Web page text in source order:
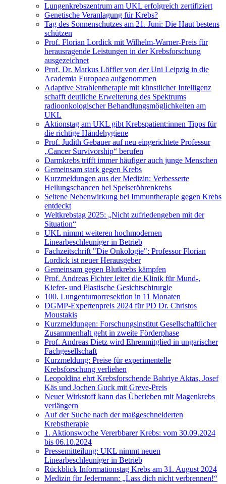
Lungenkrebszentrum am UKL erfolgreich zertifiziert
Genetische Veranlagung für Krebs?
Tag des Sonnenschutzes am 21. Juni: Die Haut bestens
schützen
Prof. Florian Lordick mit Wilhelm-Warner-Preis für
herausragende Leistungen in der Krebsforschung
ausgezeichnet
Prof. Dr. Markus Löffler von der Uni Leipzig in die
Academia Europaea aufgenommen
Adaptive Strahlentherapie mit künstlicher Intelligenz
schafft deutliche Erweiterung des Spektrums
radioonkologischer Behandlungsmöglichkeiten am
UKL
Aktionstag am UKL gibt Krebspatient:innen Tipps für
die richtige Händehygiene
Prof. Judith Gebauer auf neu eingerichtete Professur
„Cancer Survivorship“ berufen
Darmkrebs trifft immer häufiger auch junge Menschen
Gemeinsam stark gegen Krebs
Kurzmeldungen aus der Medizin: Verbesserte
Heilungschancen bei Speiseröhrenkrebs
Seltene Nebenwirkung bei Immuntherapie gegen Krebs
entdeckt
Weltkrebstag 2025: „Nicht zufriedengeben mit der
Situation“
UKL nimmt weiteren hochmodernen
Linearbeschleuniger in Betrieb
Fachzeitschrift "Die Onkologie": Professor Florian
Lordick ist neuer Herausgeber
Gemeinsam gegen Blutkrebs kämpfen
Prof. Andreas Fichter leitet die Klinik für Mund-,
Kiefer- und Plastische Gesichtschirurgie
100. Lungentumorresektion in 11 Monaten
DGMP-Expertenpreis 2024 für PD Dr. Christos
Moustakis
Kurzmeldungen: Forschungsinstitut Gesellschaftlicher
Zusammenhalt geht in zweite Förderphase
Prof. Andreas Dietz wird Ehrenmitglied in ungarischer
Fachgesellschaft
Kurzmeldung: Preise für experimentelle
Krebsforschung verliehen
Leopoldina ehrt Krebsforschende Bahriye Aktas, Josef
Käs und Jochen Guck mit Greve-Preis
Neuer Wirkstoff kann das Überleben mit Magenkrebs
verlängern
Auf der Suche nach der maßgeschneiderten
Krebstherapie
1. Aktionswoche Vererbbarer Krebs: vom 30.09.2024
bis 06.10.2024
Pressemitteilung: UKL nimmt neuen
Linearbeschleuniger in Betrieb
Rückblick Informationstag Krebs am 31. August 2024
Medizin für Jedermann: „Lass dich nicht verbrennen!“